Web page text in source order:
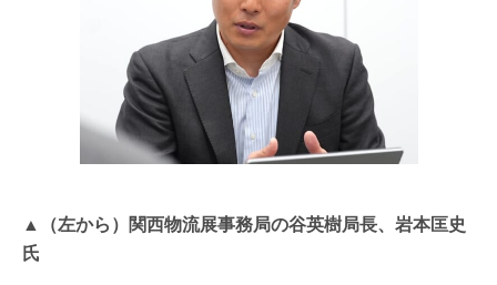
▲（左から）関西物流展事務局の谷英樹局長、岩本匡史
氏